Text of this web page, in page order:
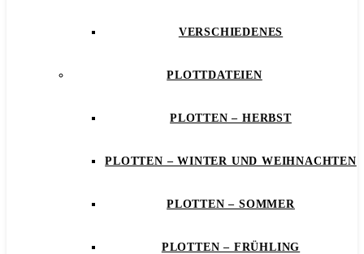
VERSCHIEDENES
PLOTTDATEIEN
PLOTTEN – HERBST
PLOTTEN – WINTER UND WEIHNACHTEN
PLOTTEN – SOMMER
PLOTTEN – FRÜHLING